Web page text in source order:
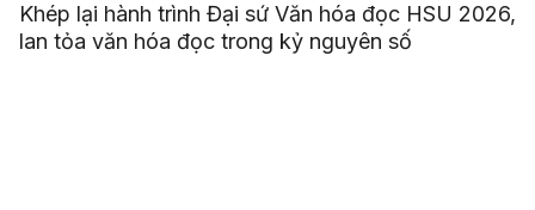
Khép lại hành trình Đại sứ Văn hóa đọc HSU 2026,
lan tỏa văn hóa đọc trong kỷ nguyên số